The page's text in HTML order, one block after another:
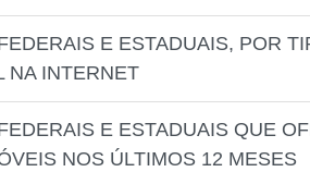
E ESTADUAIS, POR
NA INTERNET
E ESTADUAIS QUE
NOS ÚLTIMOS 12 MESES